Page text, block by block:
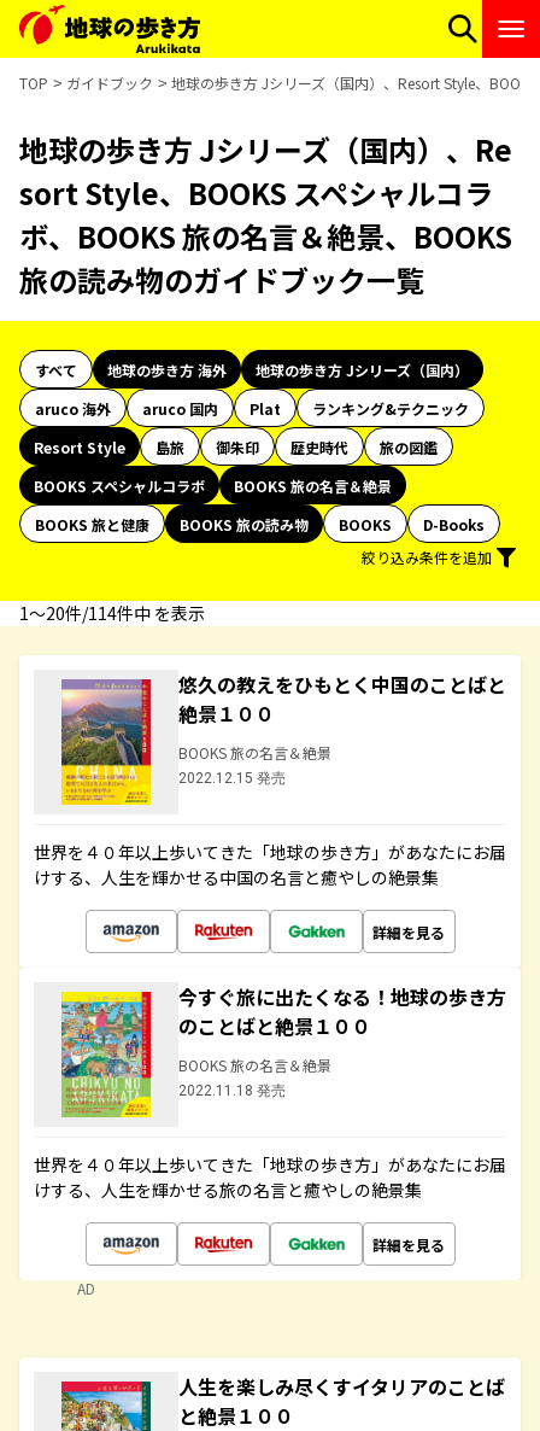
TOP ガイドブック 地球の歩き方 Jシリーズ（国内）、Resort Style、
地球の歩き方 Jシリーズ（国内）、Re
sort Style、BOOKS スペシャルコラ
ボ、BOOKS 旅の名言＆絶景、BOOKS
旅の読み物のガイドブック一覧
すべて 地球の歩き方 海外
地球の歩き方 Jシリーズ（国内）
aruco 海外
aruco 国内 Plat
ランキング&テクニック
Resort Style
島旅 御朱印 歴史時代
旅の図鑑
BOOKS スペシャルコラボ
BOOKS 旅の名言＆絶景
BOOKS 旅と健康
BOOKS 旅の読み物 BOOKS
D-Books
絞り込み条件を追加
1〜20件/114件中 を表示
悠久の教えをひもとく中国のことばと
絶景１００
BOOKS 旅の名言＆絶景
2022.12.15 発売
世界を４０年以上歩いてきた「地球の歩き方」があなたにお届
けする、人生を輝かせる中国の名言と癒やしの絶景集
詳細を見る
今すぐ旅に出たくなる！地球の歩き方
のことばと絶景１００
BOOKS 旅の名言＆絶景
2022.11.18 発売
世界を４０年以上歩いてきた「地球の歩き方」があなたにお届
けする、人生を輝かせる旅の名言と癒やしの絶景集
詳細を見る
AD
人生を楽しみ尽くすイタリアのことば
と絶景１００